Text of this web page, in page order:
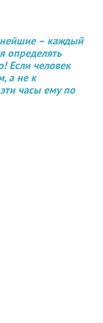
– каждый
определять
Если человек
а не к
часы ему по